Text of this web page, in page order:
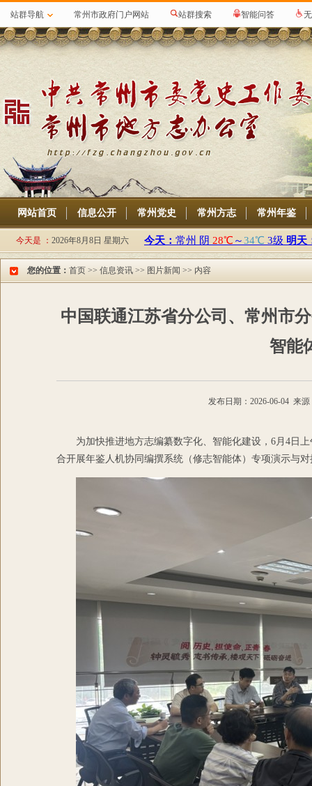
站群导航 常州市政府门户网站 站群搜索 智能问答
网站首页 信息公开 常州党史 常州方志 常州年鉴
今天是 ： 2026年8月8日 星期六
您的位置： 首页 >> 信息资讯 >> 图片新闻 >> 内容
中国联通江苏省分公司、常州市
智能
发布日期：2026-06-04 来
为加快推进地方志编纂数字化、智能化建设，6月4日
合开展年鉴人机协同编撰系统（修志智能体）专项演示与